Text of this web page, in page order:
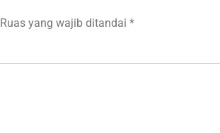
Ruas yang wajib ditandai *